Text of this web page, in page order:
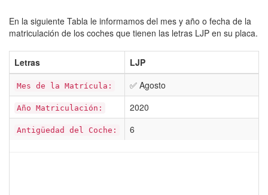
En la siguiente Tabla le informamos del mes y año o fecha de la
matriculación de los coches que tienen las letras LJP en su placa.
Letras LJP
Mes de la Matrícula: ✅ Agosto
Año Matriculación: 2020
Antigüedad del Coche: 6